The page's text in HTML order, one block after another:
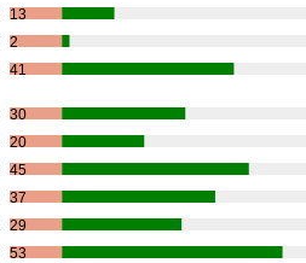
13
2
41
30
20
45
37
29
53